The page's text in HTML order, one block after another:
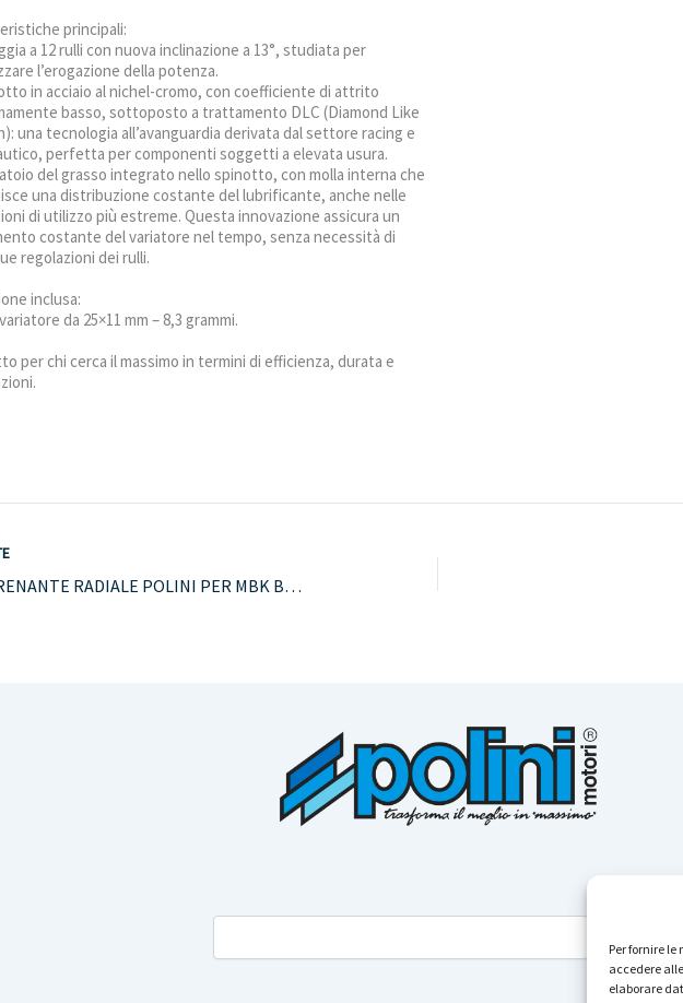
Per fornire
accedere
elaborare
principali:
a 12 rulli con nuova inclinazione a 13°, studiata per
l’erogazione della potenza.
in acciaio al nichel-cromo, con coefficiente di attrito
basso, sottoposto a trattamento DLC (Diamond Like
una tecnologia all’avanguardia derivata dal settore racing e
perfetta per componenti soggetti a elevata usura.
del grasso integrato nello spinotto, con molla interna che
una distribuzione costante del lubrificante, anche nelle
di utilizzo più estreme. Questa innovazione assicura un
costante del variatore nel tempo, senza necessità di
regolazioni dei rulli.
inclusa:
da 25×11 mm – 8,3 grammi.
per chi cerca il massimo in termini di efficienza, durata e
IMPIANTO FRENANTE RADIALE POLINI PER MBK BOOSTER, YAMAHA AEROX E MALAGUTI F12